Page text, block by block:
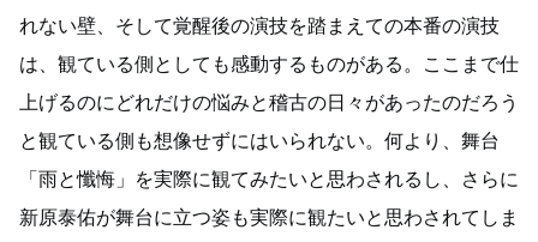
れない壁、そして覚醒後の演技を踏まえての本番の演技
は、観ている側としても感動するものがある。ここまで仕
上げるのにどれだけの悩みと稽古の日々があったのだろう
と観ている側も想像せずにはいられない。何より、舞台
「雨と懺悔」を実際に観てみたいと思わされるし、さらに
新原泰佑が舞台に立つ姿も実際に観たいと思わされてしま